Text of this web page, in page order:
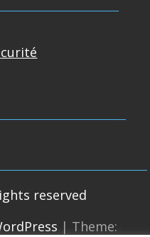
reserved
| Theme: